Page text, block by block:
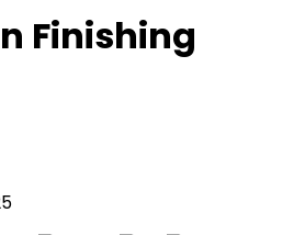
Finishing